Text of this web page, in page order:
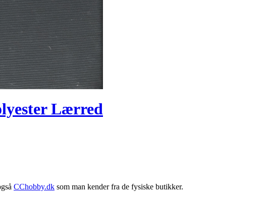
Lærred
CChobby.dk som man kender fra de fysiske butikker.